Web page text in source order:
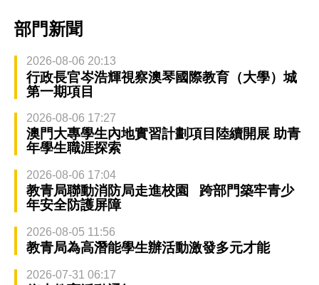
部門新聞
2026-08-06 20:13
行政長官岑浩輝視察澳琴國際教育（大學）城
第一期項目
2026-08-06 17:27
澳門大專學生內地實習計劃項目陸續開展 助青
年學生職涯探索
2026-08-06 17:04
教青局聯動消防局走進校園 跨部門築牢青少
年安全防護屏障
2026-08-05 11:56
教青局為高潛能學生辦活動激發多元才能
2026-07-31 06:17